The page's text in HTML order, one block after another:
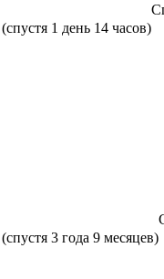
(спустя 1 день 14 часов)
(спустя 3 года 9 месяцев)